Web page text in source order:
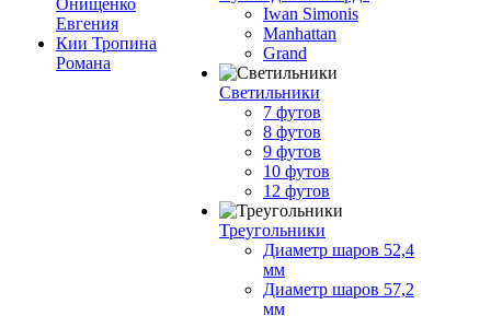
Онищенко
Евгения
Кии Тропина
Романа
Iwan Simonis
Manhattan
Grand
Светильники
7 футов
8 футов
9 футов
10 футов
12 футов
Треугольники
Диаметр шаров 52,4
мм
Диаметр шаров 57,2
мм